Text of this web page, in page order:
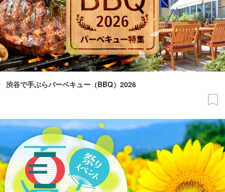
渋谷で手ぶらバーベキュー（BBQ）2026